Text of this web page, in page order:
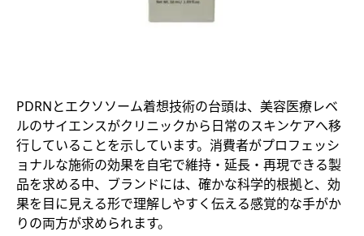
PDRNとエクソソーム着想技術の台頭は、美容医療レベ
ルのサイエンスがクリニックから日常のスキンケアへ移
行していることを示しています。消費者がプロフェッシ
ョナルな施術の効果を自宅で維持・延長・再現できる製
品を求める中、ブランドには、確かな科学的根拠と、効
果を目に見える形で理解しやすく伝える感覚的な手がか
りの両方が求められます。